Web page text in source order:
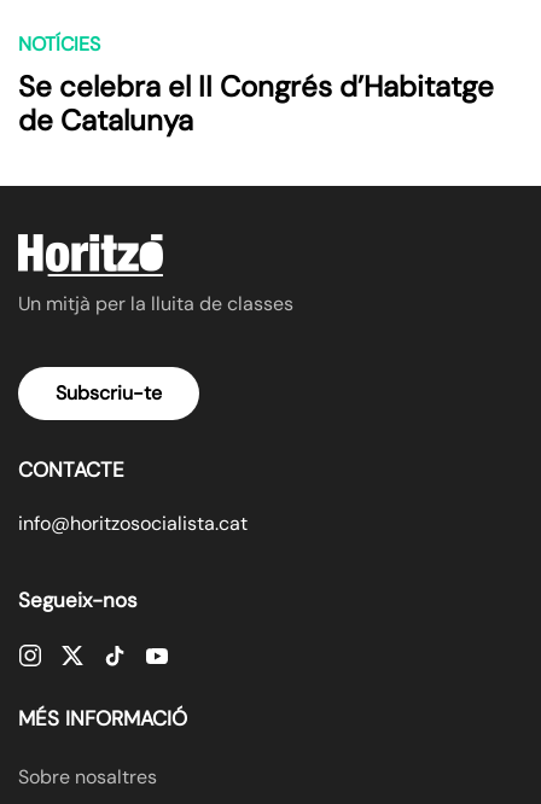
NOTÍCIES
Se celebra el II Congrés d’Habitatge
de Catalunya
Un mitjà per la lluita de classes
Subscriu-te
CONTACTE
info@horitzosocialista.cat
Segueix-nos
MÉS INFORMACIÓ
Sobre nosaltres